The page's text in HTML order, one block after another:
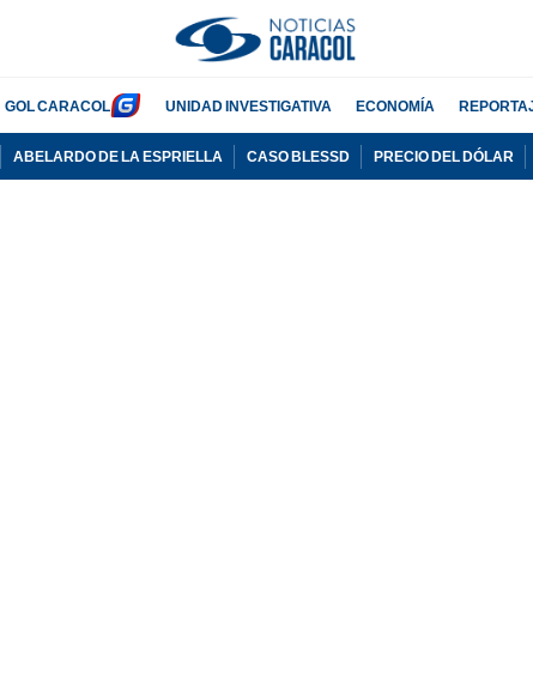
GOL CARACOL UNIDAD INVESTIGATIVA ECONOMÍA
ABELARDO DE LA ESPRIELLA CASO BLESSD PRECIO DEL DÓLAR